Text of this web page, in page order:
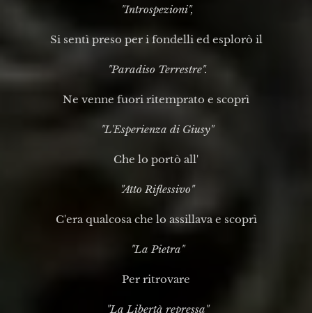
"Introspezioni",
Si sentì preso per i fondelli ed esplorò il
"Paradiso Terrestre".
Ne venne fuori ritemprato e scoprì
"L'Esperienza di Giusy"
Che lo portò all'
"Atto Riflessivo"
C'era qualcosa che lo assillava e scoprì
"La Pietra"
Per ritrovare
"La Libertà repressa"